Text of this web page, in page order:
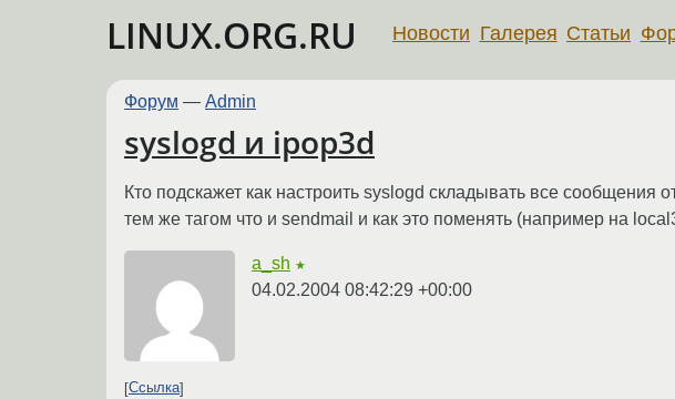
LINUX.ORG.RU Новости Галерея Статьи
Форум — Admin
syslogd и ipop3d
Кто подскажет как настроить syslogd складывать все
тем же тагом что и sendmail и как это поменять (например на
a_sh ★
04.02.2004 08:42:29 +00:00
Ссылка